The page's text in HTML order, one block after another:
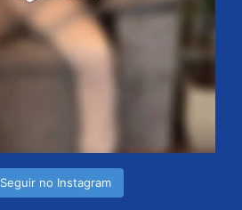
Seguir no Instagram